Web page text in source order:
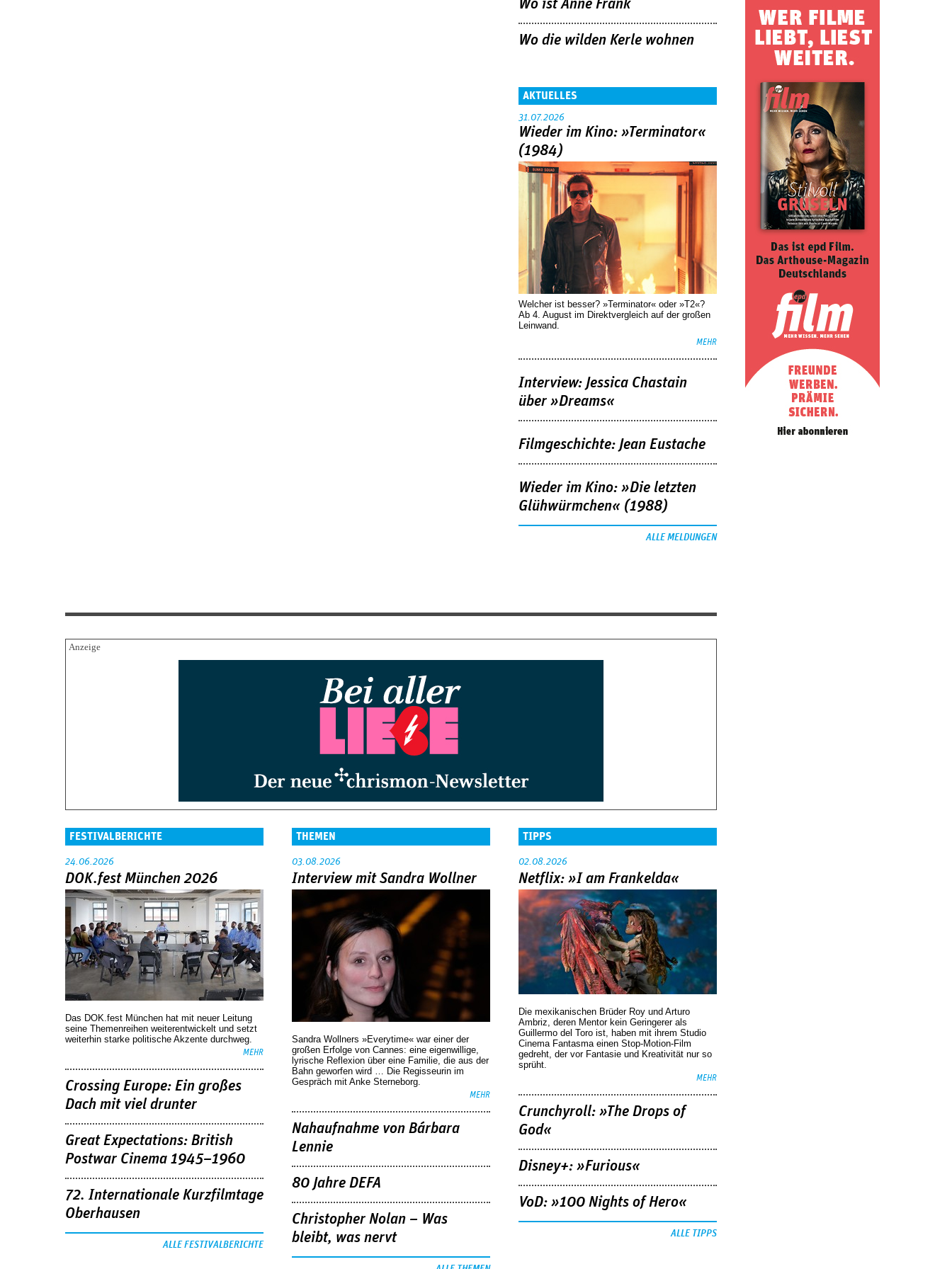
Wo ist Anne Frank
Wo die wilden Kerle wohnen
AKTUELLES
31.07.2026
Wieder im Kino: »Terminator«
(1984)
Welcher ist besser? »Terminator« oder »T2«?
Ab 4. August im Direktvergleich auf der großen
Leinwand.
MEHR
Interview: Jessica Chastain
über »Dreams«
Filmgeschichte: Jean Eustache
Wieder im Kino: »Die letzten
Glühwürmchen« (1988)
ALLE MELDUNGEN
FESTIVALBERICHTE
24.06.2026
DOK.fest München 2026
Das DOK.fest München hat mit neuer Leitung
seine Themenreihen weiterentwickelt und setzt
weiterhin starke politische Akzente durchweg.
MEHR
Crossing Europe: Ein großes
Dach mit viel drunter
Great Expectations: British
Postwar Cinema 1945–1960
72. Internationale Kurzfilmtage
Oberhausen
ALLE FESTIVALBERICHTE
THEMEN
03.08.2026
Interview mit Sandra Wollner
Sandra Wollners »Everytime« war einer der
großen Erfolge von Cannes: eine eigenwillige,
lyrische Reflexion über eine ­Familie, die aus der
Bahn geworfen wird … Die Regisseurin im
Gespräch mit Anke Sterneborg.
MEHR
Nahaufnahme von Bárbara
Lennie
80 Jahre DEFA
Christopher Nolan – Was
bleibt, was nervt
TIPPS
02.08.2026
Netflix: »I am Frankelda«
Die mexikanischen Brüder Roy und Arturo
Ambriz, deren Mentor kein Geringerer als
Guillermo del Toro ist, haben mit ihrem Studio
Cinema Fantasma einen Stop-Motion-Film
gedreht, der vor Fantasie und Kreativität nur so
sprüht.
MEHR
Crunchyroll: »The Drops of
God«
Disney+: »Furious«
VoD: »100 Nights of Hero«
ALLE TIPPS